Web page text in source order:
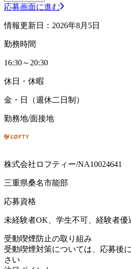
応募画面に進む
情報更新日：2026年8月5日
勤務時間
16:30～20:30
休日・休暇
金・日（週休二日制）
勤務地/面接地
株式会社ロフティー/NA10024641
三重県桑名市能部
応募資格
未経験者OK、学生不可、経験者優
受動喫煙防止の取り組み
受動喫煙対策については、応募後
さい